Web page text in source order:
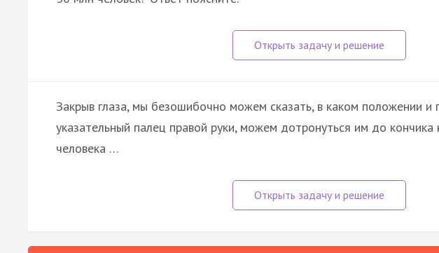
Закрыв глаза, мы безошибочно можем сказать, в каком положении и
указательный палец правой руки, можем дотронуться им до кончика
человека …